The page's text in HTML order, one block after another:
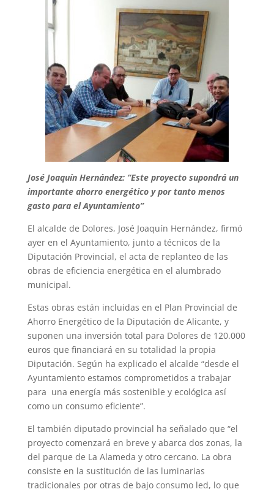
José Joaquín Hernández: “Este proyecto supondrá un
importante ahorro energético y por tanto menos
gasto para el Ayuntamiento”
El alcalde de Dolores, José Joaquín Hernández, firmó
ayer en el Ayuntamiento, junto a técnicos de la
Diputación Provincial, el acta de replanteo de las
obras de eficiencia energética en el alumbrado
municipal.
Estas obras están incluidas en el Plan Provincial de
Ahorro Energético de la Diputación de Alicante, y
suponen una inversión total para Dolores de 120.000
euros que financiará en su totalidad la propia
Diputación. Según ha explicado el alcalde “desde el
Ayuntamiento estamos comprometidos a trabajar
para una energía más sostenible y ecológica así
como un consumo eficiente”.
El también diputado provincial ha señalado que “el
proyecto comenzará en breve y abarca dos zonas, la
del parque de La Alameda y otro cercano. La obra
consiste en la sustitución de las luminarias
tradicionales por otras de bajo consumo led, lo que